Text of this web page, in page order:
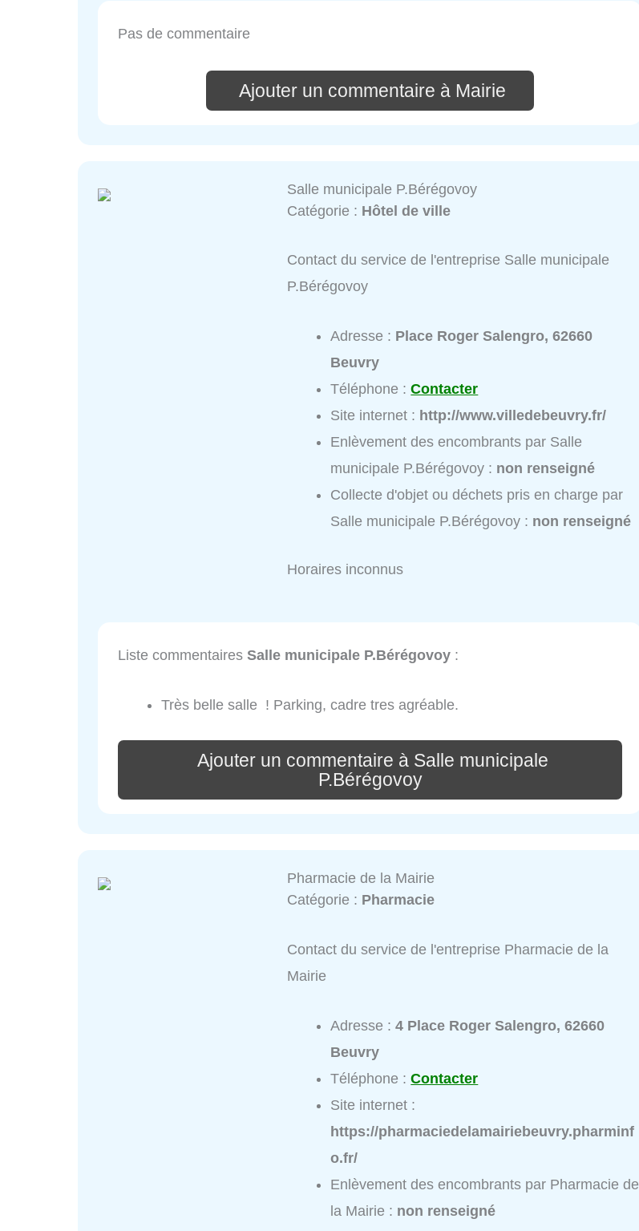
Pas de commentaire
Ajouter un commentaire à Mairie
Salle municipale P.Bérégovoy
Catégorie : Hôtel de ville
Contact du service de l'entreprise Salle municipale
P.Bérégovoy
Adresse : Place Roger Salengro, 62660
Beuvry
Téléphone :Contacter
Site internet : http://www.villedebeuvry.fr/
Enlèvement des encombrants par Salle
municipale P.Bérégovoy : non renseigné
Collecte d'objet ou déchets pris en charge par
Salle municipale P.Bérégovoy : non renseigné
Horaires inconnus
Liste commentaires Salle municipale P.Bérégovoy :
Très belle salle ! Parking, cadre tres agréable.
Ajouter un commentaire à Salle municipale
P.Bérégovoy
Pharmacie de la Mairie
Catégorie : Pharmacie
Contact du service de l'entreprise Pharmacie de la
Mairie
Adresse :4 Place Roger Salengro, 62660
Beuvry
Téléphone :Contacter
Site internet :
https://pharmaciedelamairiebeuvry.pharminf
o.fr/
Enlèvement des encombrants par Pharmacie de
la Mairie : non renseigné